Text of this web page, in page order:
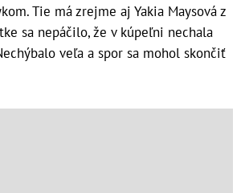
Tie má zrejme aj Yakia Maysová z
sa nepáčilo, že v kúpeľni nechala
veľa a spor sa mohol skončiť